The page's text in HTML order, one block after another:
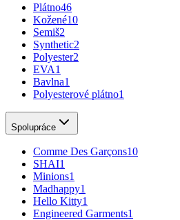
Plátno46
Kožené10
Semiš2
Synthetic2
Polyester2
EVA1
Bavlna1
Polyesterové plátno1
Spolupráce
Comme Des Garçons10
SHAI1
Minions1
Madhappy1
Hello Kitty1
Engineered Garments1